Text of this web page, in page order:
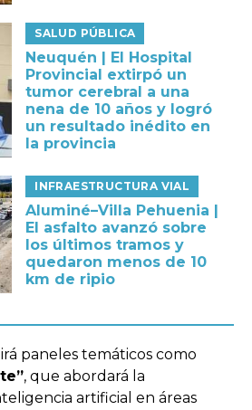
SALUD PÚBLICA
Neuquén | El Hospital
Provincial extirpó un
tumor cerebral a una
nena de 10 años y logró
un resultado inédito en
la provincia
INFRAESTRUCTURA VIAL
Aluminé–Villa Pehuenia |
El asfalto avanzó sobre
los últimos tramos y
quedaron menos de 10
km de ripio
paneles temáticos como
, que abordará la
artificial en áreas